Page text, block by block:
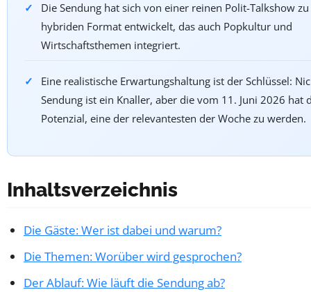
Die Sendung hat sich von einer reinen Polit-Talkshow
hybriden Format entwickelt, das auch Popkultur und
Wirtschaftsthemen integriert.
Eine realistische Erwartungshaltung ist der Schlüssel:
Sendung ist ein Knaller, aber die vom 11. Juni 2026 hat
Potenzial, eine der relevantesten der Woche zu werden.
Inhaltsverzeichnis
Die Gäste: Wer ist dabei und warum?
Die Themen: Worüber wird gesprochen?
Der Ablauf: Wie läuft die Sendung ab?